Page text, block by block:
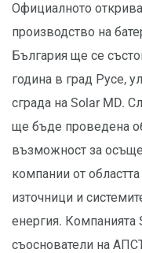
Официалното
производство на
България ще се
година в град Русе,
сграда на Solar MD.
ще бъде проведена
възможност за
компании от
източници и
енергия. Компанията
съоснователи на